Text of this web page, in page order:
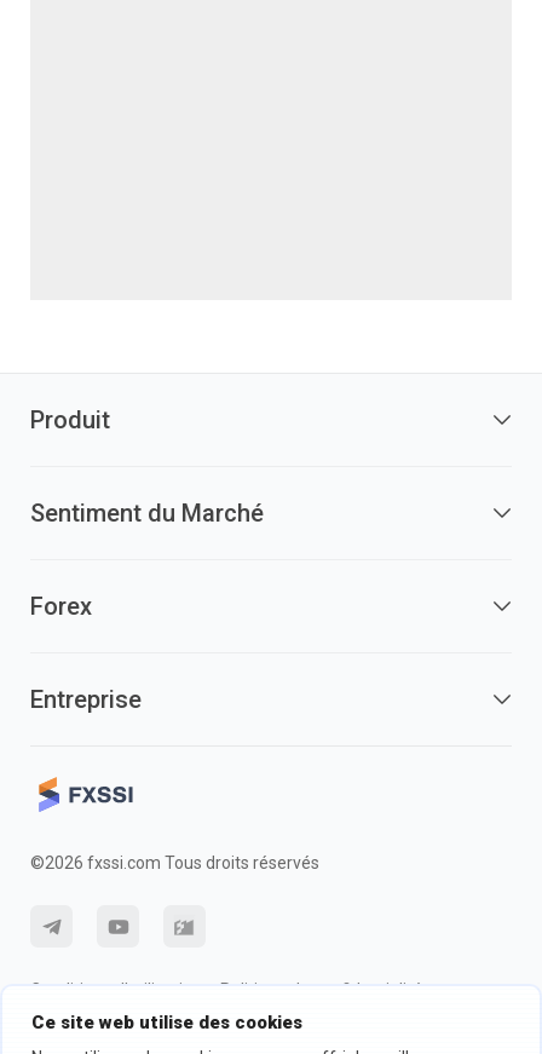
Ce site web utilise des cookies
Produit
Sentiment du Marché
Forex
Entreprise
©2026 fxssi.com Tous droits réservés
Conditions d'utilisation
Politique de confidentialité
Information sur les risques
Politique des cookie